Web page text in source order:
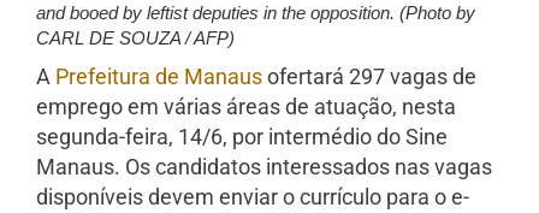
and booed by leftist deputies in the opposition. (Photo by
CARL DE SOUZA / AFP)
A Prefeitura de Manausofertará 297 vagas de
emprego em várias áreas de atuação, nesta
segunda-feira, 14/6, por intermédio do Sine
Manaus. Os candidatos interessados nas vagas
disponíveis devem enviar o currículo para o e-